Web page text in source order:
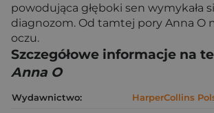
powodująca głęboki sen wymykała
diagnozom. Od tamtej pory Anna O
oczu.
Szczegółowe informacje na
Anna O
Wydawnictwo:
HarperCollins